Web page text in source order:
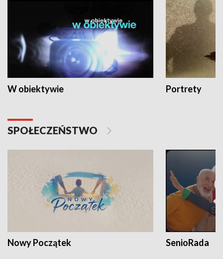
W obiektywie Portrety
SPOŁECZEŃSTWO
Nowy Początek SenioRada